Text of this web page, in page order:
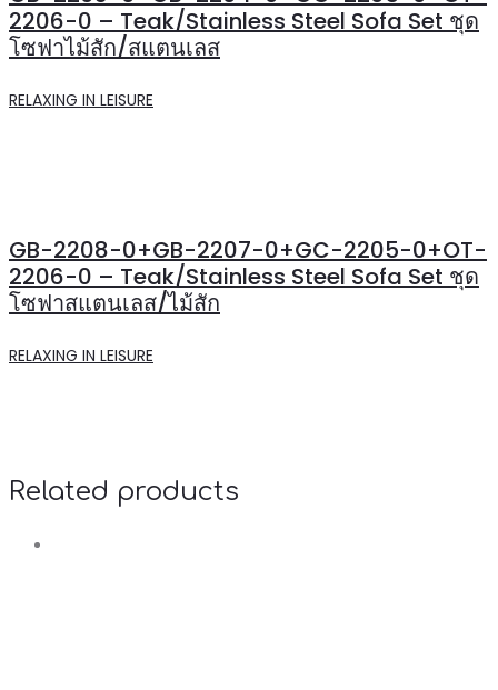
2206-0 – Teak/Stainless Steel Sofa Set ชุด
โซฟาไม้สัก/สแตนเลส
RELAXING IN LEISURE
GB-2208-0+GB-2207-0+GC-2205-0+OT-
2206-0 – Teak/Stainless Steel Sofa Set ชุด
โซฟาสแตนเลส/ไม้สัก
RELAXING IN LEISURE
Related products